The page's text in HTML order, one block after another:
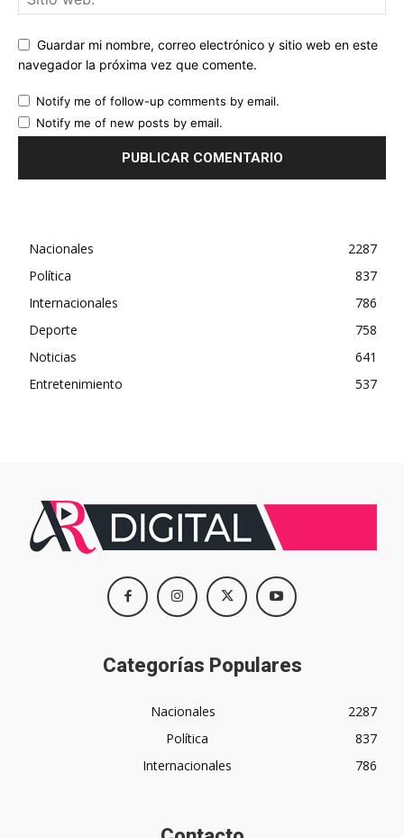
Guardar mi nombre, correo electrónico y sitio web en este
navegador la próxima vez que comente.
Notify me of follow-up comments by email.
Notify me of new posts by email.
Nacionales
2287
Política
837
Internacionales
786
Deporte
758
Noticias
641
Entretenimiento
537
Categorías Populares
Nacionales
2287
Política
837
Internacionales
786